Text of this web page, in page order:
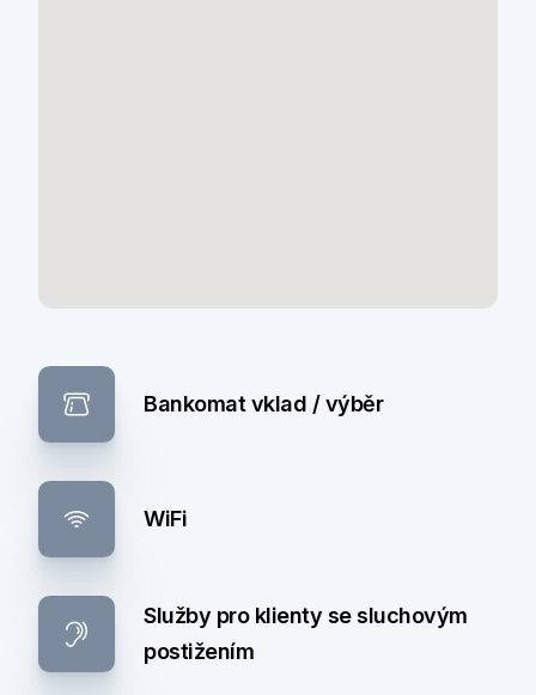
Bankomat vklad / výběr
WiFi
Služby pro klienty se sluchovým
postižením